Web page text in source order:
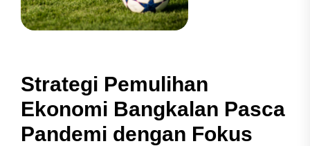
Strategi Pemulihan
Ekonomi Bangkalan Pasca
Pandemi dengan Fokus